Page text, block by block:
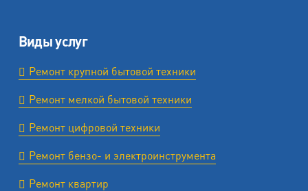
Виды услуг
Ремонт крупной бытовой техники
Ремонт мелкой бытовой техники
Ремонт цифровой техники
Ремонт бензо- и электроинструмента
Ремонт квартир